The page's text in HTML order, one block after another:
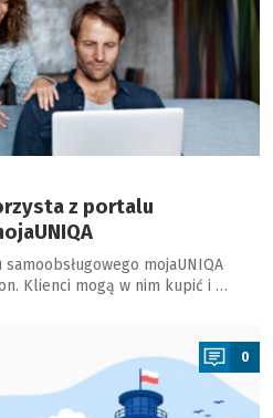
z portalu
mojaUNIQA
Klienci mogą w nim kupić i …
0